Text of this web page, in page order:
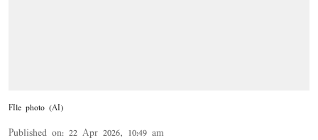
FIle photo (AI)
Published on: 22 Apr 2026, 10:49 am